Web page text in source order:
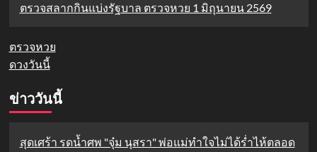
ตรวจสลากกินแบ่งรัฐบาล ตรวจหวย 1 มิถุนายน 2569
ตรวจหวย
ดวงวันนี้
ข่าววันนี้
สุดเศร้า รดน้ำศพ "จุ๋ม นุสรา" พ่อแม่ทำใจไม่ได้ร่ำไห้ตลอด